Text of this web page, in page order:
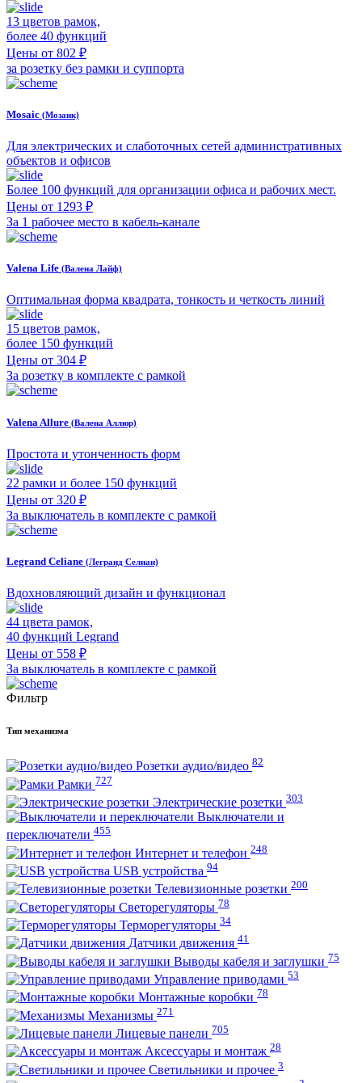
13 цветов рамок,
более 40 функций
Цены от 802 ₽
за розетку без рамки и суппорта
Mosaic (Мозаик)
Для электрических и слаботочных сетей административных
объектов и офисов
Более 100 функций для организации офиса и рабочих мест.
Цены от 1293 ₽
За 1 рабочее место в кабель-канале
Valena Life (Валена Лайф)
Оптимальная форма квадрата, тонкость и четкость линий
15 цветов рамок,
более 150 функций
Цены от 304 ₽
За розетку в комплекте с рамкой
Valena Allure (Валена Аллюр)
Простота и утонченность форм
22 рамки и более 150 функций
Цены от 320 ₽
За выключатель в комплекте с рамкой
Legrand Celiane (Легранд Селиан)
Вдохновляющий дизайн и функционал
44 цвета рамок,
40 функций Legrand
Цены от 558 ₽
За выключатель в комплекте с рамкой
Фильтр
Тип механизма
Розетки аудио/видео 82
Рамки 727
Электрические розетки 303
Выключатели и
переключатели 455
Интернет и телефон 248
USB устройства 94
Телевизионные розетки 200
Светорегуляторы 78
Терморегуляторы 34
Датчики движения 41
Выводы кабеля и заглушки 75
Управление приводами 53
Монтажные коробки 78
Механизмы 271
Лицевые панели 705
Аксессуары и монтаж 28
Светильники и прочее 3